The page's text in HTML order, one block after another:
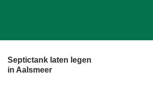
Septictank laten legen
in Aalsmeer